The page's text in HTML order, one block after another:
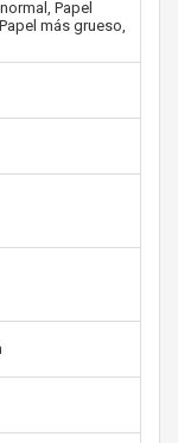
Papel
más grueso,